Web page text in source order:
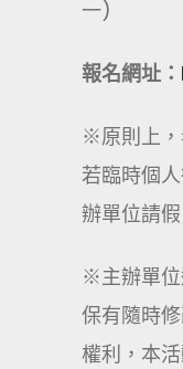
一)
報名網址 ：
※原則上，
若臨時個
辦單位請假
※主辦單位
保有隨時
權利，本